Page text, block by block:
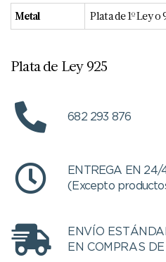
Metal Plata de 1º Ley o
Plata de Ley 925
682 293 876
ENTREGA EN 24/
(Excepto
ENVÍO
EN COMPRAS